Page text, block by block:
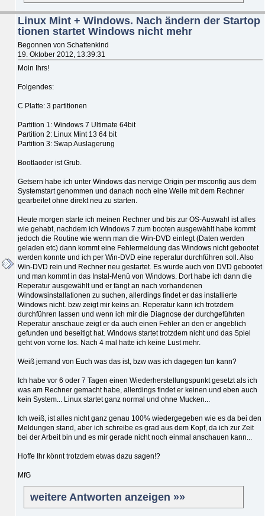
Linux Mint + Windows. Nach ändern der Startop
tionen startet Windows nicht mehr
Begonnen von Schattenkind
19. Oktober 2012, 13:39:31
Moin Ihrs!
Folgendes:
C Platte: 3 partitionen
Partition 1: Windows 7 Ultimate 64bit
Partition 2: Linux Mint 13 64 bit
Partition 3: Swap Auslagerung
Bootlaoder ist Grub.
Getsern habe ich unter Windows das nervige Origin per msconfig aus dem
Systemstart genommen und danach noch eine Weile mit dem Rechner
gearbeitet ohne direkt neu zu starten.
Heute morgen starte ich meinen Rechner und bis zur OS-Auswahl ist alles
wie gehabt, nachdem ich Windows 7 zum booten ausgewählt habe kommt
jedoch die Routine wie wenn man die Win-DVD einlegt (Daten werden
geladen etc) dann kommt eine Fehlermeldung das Windows nicht gebootet
werden konnte und ich per Win-DVD eine reperatur durchführen soll. Also
Win-DVD rein und Rechner neu gestartet. Es wurde auch von DVD gebootet
und man kommt in das Instal-Menü von Windows. Dort habe ich dann die
Reperatur ausgewählt und er fängt an nach vorhandenen
Windowsinstallationen zu suchen, allerdings findet er das installierte
Windows nicht. bzw zeigt mir keins an. Reperatur kann ich trotzdem
durchführen lassen und wenn ich mir die Diagnose der durchgeführten
Reperatur anschaue zeigt er da auch einen Fehler an den er angeblich
gefunden und beseitigt hat. Windows startet trotzdem nicht und das Spiel
geht von vorne los. Nach 4 mal hatte ich keine Lust mehr.
Weiß jemand von Euch was das ist, bzw was ich dagegen tun kann?
Ich habe vor 6 oder 7 Tagen einen Wiederherstellungspunkt gesetzt als ich
was am Rechner gemacht habe, allerdings findet er keinen und eben auch
kein System... Linux startet ganz normal und ohne Mucken...
Ich weiß, ist alles nicht ganz genau 100% wiedergegeben wie es da bei den
Meldungen stand, aber ich schreibe es grad aus dem Kopf, da ich zur Zeit
bei der Arbeit bin und es mir gerade nicht noch einmal anschauen kann...
Hoffe Ihr könnt trotzdem etwas dazu sagen!?
MfG
weitere Antworten anzeigen »»